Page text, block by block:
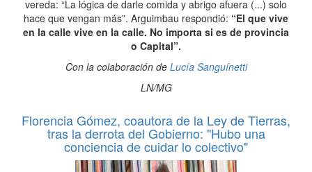
vereda: “La lógica de darle comida y abrigo afuera (...) solo
hace que vengan más”. Arguimbau respondió: “El que vive
en la calle vive en la calle. No importa si es de provincia
o Capital”.
Con la colaboración de Lucía Sanguínetti
LN/MG
Florencia Gómez, coautora de la Ley de Tierras,
tras la derrota del Gobierno: "Hubo una
conciencia de cuidar lo colectivo"